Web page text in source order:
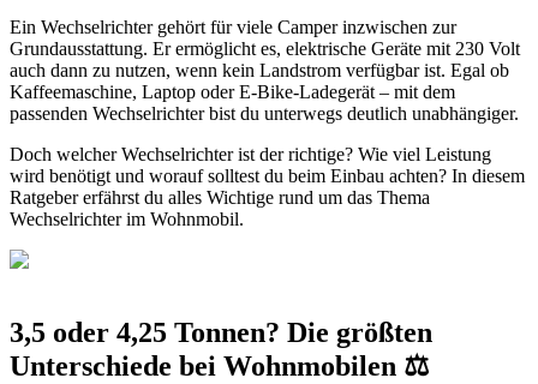
Ein Wechselrichter gehört für viele Camper inzwischen zur
Grundausstattung. Er ermöglicht es, elektrische Geräte mit 230 Volt
auch dann zu nutzen, wenn kein Landstrom verfügbar ist. Egal ob
Kaffeemaschine, Laptop oder E-Bike-Ladegerät – mit dem
passenden Wechselrichter bist du unterwegs deutlich unabhängiger.
Doch welcher Wechselrichter ist der richtige? Wie viel Leistung
wird benötigt und worauf solltest du beim Einbau achten? In diesem
Ratgeber erfährst du alles Wichtige rund um das Thema
Wechselrichter im Wohnmobil.
3,5 oder 4,25 Tonnen? Die größten
Unterschiede bei Wohnmobilen ⚖️